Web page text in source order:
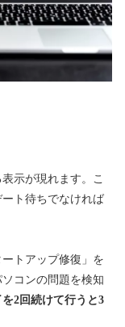
示が現れます。こ
ト待ちでなければ
トアップ修復」を
コンの問題を検知
2回続けて行うと3